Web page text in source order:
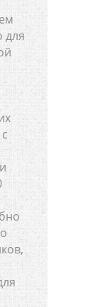
для